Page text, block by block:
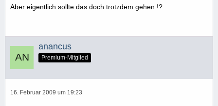
Aber eigentlich sollte das doch trotzdem gehen !?
anancus
Premium-Mitglied
16. Februar 2009 um 19:23